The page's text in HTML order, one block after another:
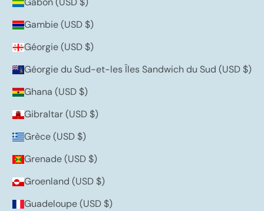
Gambie (USD $)
Géorgie (USD $)
Géorgie du Sud-et-les Îles Sandwich du Sud (USD $)
Ghana (USD $)
Gibraltar (USD $)
Grèce (USD $)
Grenade (USD $)
Groenland (USD $)
Guadeloupe (USD $)